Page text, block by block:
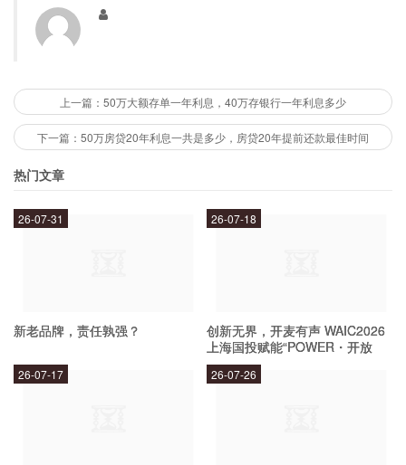
首先，选择可信赖的银行存款，不要因为高利率而
合同，了解利率、费用等信息。最后，注意存款的
存期，不要过早取款。
存50万死期一年与投资哪个更有收益？
前先了解相关知识，选择适合自己的投资产品。
上一篇：50万大额存单一年利息，40万存银行一年利息多少
下一篇：50万房贷20年利息一共是多少，房贷20年提前还款最佳时间
热门文章
新老品牌，责任孰强？
26-07-31
创新无界，开麦有声 WAIC2026
上海国投赋能“POWER・开放
麦”专场成功举办
26-07-18
26-07-17 26-07-26